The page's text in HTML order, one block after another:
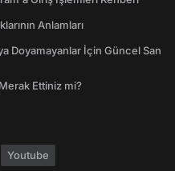
Anlamları
Doyamayanlar İçin Güncel San
Ettiniz mi?
Youtube